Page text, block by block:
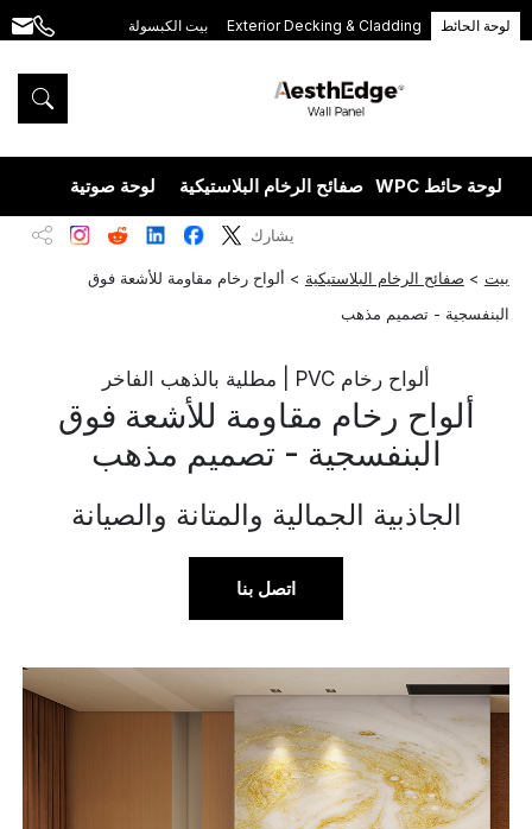
لوحة الحائط Exterior Decking & Cladding بيت الكبسولة
+86
5575
لوحة حائط WPC صفائح الرخام البلاستيكية لوحة صوتية
بيت > صفائح الرخام البلاستيكية > ألواح رخام مقاومة للأشعة فوق
البنفسجية - تصميم مذهب
يشارك
ألواح رخام PVC | مطلية بالذهب الفاخر
ألواح رخام مقاومة للأشعة فوق
البنفسجية - تصميم مذهب
الجاذبية الجمالية والمتانة والصيانة
اتصل بنا